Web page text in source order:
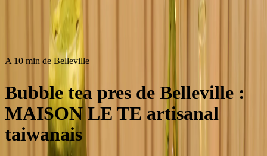
136 rue Saint-Maur
A 10 min de Belleville
Bubble tea pres de Belleville :
MAISON LE TE artisanal
taiwanais